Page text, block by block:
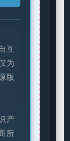
互
为
版
产
所